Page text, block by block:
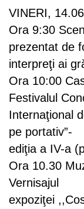
VINERI,
Ora 9:30
prezentat de
interpreţi ai
Ora 10:00
Festivalul
Internaţional
pe portativ”-
ediţia a IV-a
Ora 10.30
Vernisajul
expoziţei